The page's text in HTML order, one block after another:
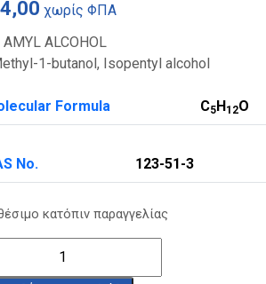
χωρίς ΦΠΑ
AMYL ALCOHOL
1-butanol, Isopentyl alcohol
Formula C5H1 2O
No. 123-51-3
κατόπιν παραγγελίας